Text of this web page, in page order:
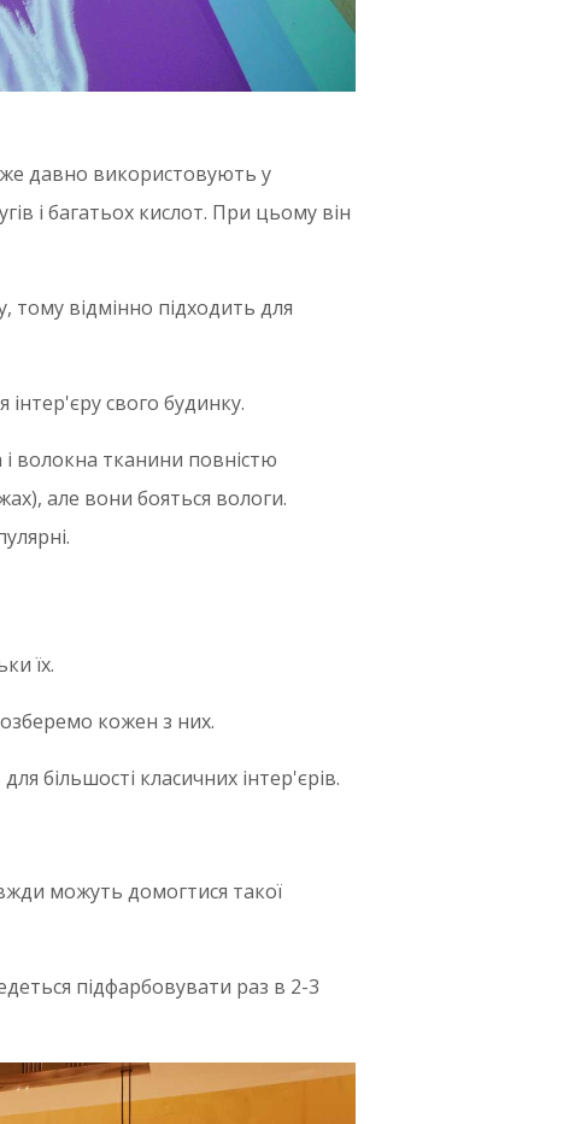
давно використовують у
і багатьох кислот. При цьому він
тому відмінно підходить для
інтер'єру свого будинку.
волокна тканини повністю
але вони бояться вологи.
їх.
кожен з них.
більшості класичних інтер'єрів.
можуть домогтися такої
підфарбовувати раз в 2-3